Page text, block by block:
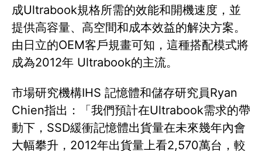
成Ultrabook規格所需的效能和開機速度，並
提供高容量、高空間和成本效益的解決方案。
由日立的OEM客戶規畫可知，這種搭配模式將
成為2012年 Ultrabook的主流。
市場研究機構IHS 記憶體和儲存研究員Ryan
Chien指出：「我們預計在Ultrabook需求的帶
動下，SSD緩衝記憶體出貨量在未來幾年內會
大幅攀升，2012年出貨量上看2,570萬台，較